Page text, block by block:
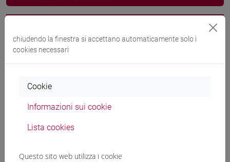
Esperti linguistici
TITMARSH Joann- 30h Esercitazioni
Materiali didattici
Materiali su Moodle
chiudendo la finestra si accettano automaticamente solo i
cookies necessari
Cookie
Informazioni sui cookie
Lista cookies
Questo sito web utilizza i cookie